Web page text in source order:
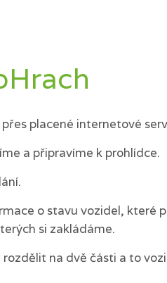
placené internetové
a připravíme k prohlídce.
o stavu vozidel, které
si zakládáme.
na dvě části a to